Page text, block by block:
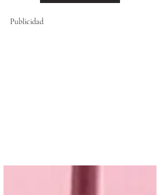
Publicidad